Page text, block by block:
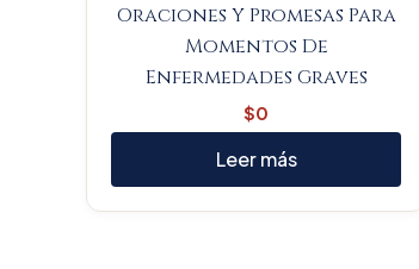
Oraciones Y Promesas Para
Momentos De
Enfermedades Graves
$0
Leer más